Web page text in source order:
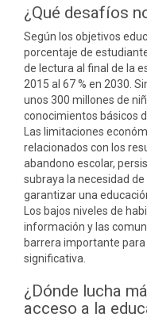
¿Qué desafíos
Según los objetivos
porcentaje de
de lectura al final de la
2015 al 67 % en 2030.
unos 300 millones de
conocimientos básicos
Las limitaciones
relacionados con los
abandono escolar,
subraya la necesidad
garantizar una
Los bajos niveles de
información y las
barrera importante
significativa.
¿Dónde lucha
acceso a la